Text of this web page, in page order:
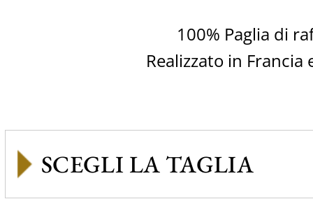
100% Paglia di
Realizzato in Francia